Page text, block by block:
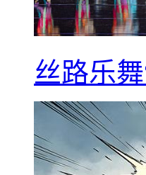
丝路乐